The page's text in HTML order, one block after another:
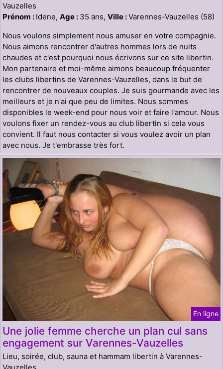
Vauzelles
Prénom : Idene, Age : 35 ans, Ville :Varennes-Vauzelles (58)
Nous voulons simplement nous amuser en votre compagnie.
Nous aimons rencontrer d'autres hommes lors de nuits
chaudes et c'est pourquoi nous écrivons sur ce site libertin.
Mon partenaire et moi-même aimons beaucoup fréquenter
les clubs libertins de Varennes-Vauzelles, dans le but de
rencontrer de nouveaux couples. Je suis gourmande avec les
meilleurs et je n'ai que peu de limites. Nous sommes
disponibles le week-end pour nous voir et faire l'amour. Nous
voulons fixer un rendez-vous au club libertin si cela vous
convient. Il faut nous contacter si vous voulez avoir un plan
avec nous. Je t'embrasse très fort.
En ligne
Une jolie femme cherche un plan cul sans
engagement sur Varennes-Vauzelles
Lieu, soirée, club, sauna et hammam libertin à Varennes-